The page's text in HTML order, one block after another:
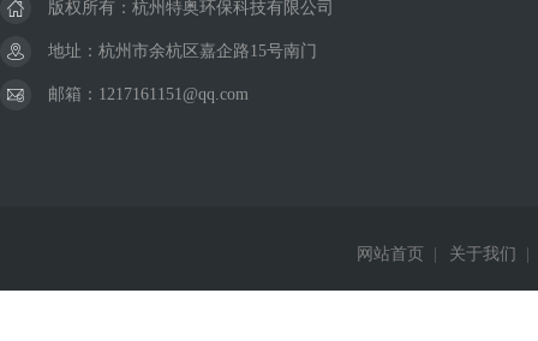
版权所有：杭州特奥环保科技有限公司
地址：杭州市余杭区嘉企路15号南门
邮箱：1217161151@qq.com
网站首页 关于我们